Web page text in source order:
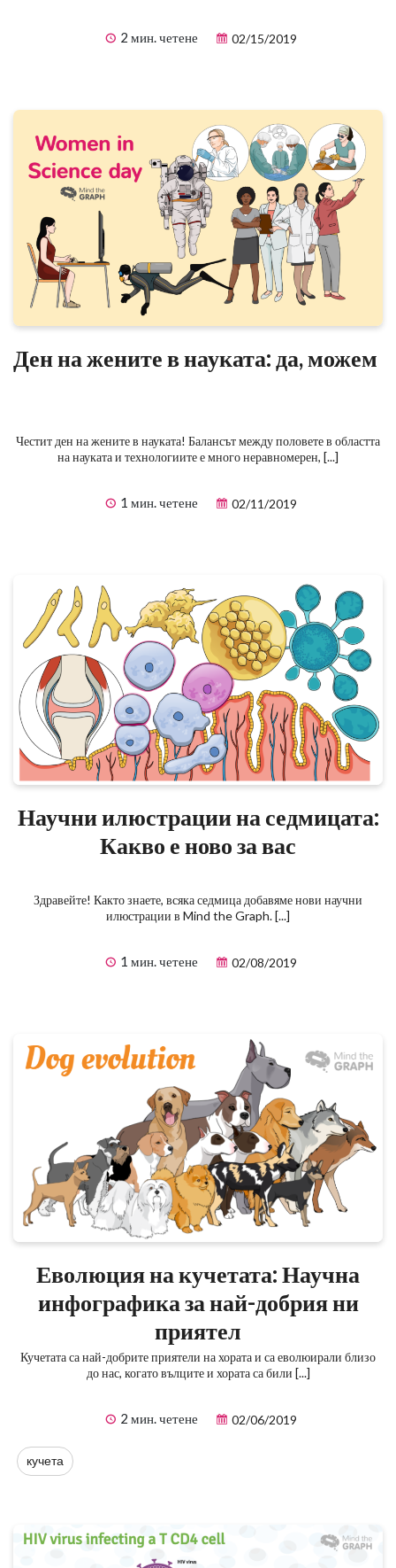
2 мин. четене 02/15/2019
Ден на жените в науката: да, можем
Честит ден на жените в науката! Балансът между половете в областта
на науката и технологиите е много неравномерен, [...]
1 мин. четене 02/11/2019
Научни илюстрации на седмицата:
Какво е ново за вас
Здравейте! Както знаете, всяка седмица добавяме нови научни
илюстрации в Mind the Graph. [...]
1 мин. четене 02/08/2019
Еволюция на кучетата: Научна
инфографика за най-добрия ни
приятел
Кучетата са най-добрите приятели на хората и са еволюирали близо
до нас, когато вълците и хората са били [...]
2 мин. четене 02/06/2019
кучета